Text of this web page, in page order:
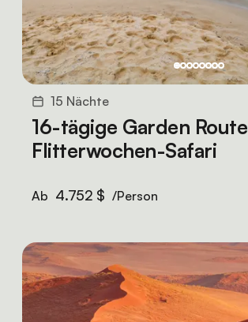
15 Nächte
16-tägige Garden Route
Flitterwochen-Safari
Ab 4.752 $ /Person